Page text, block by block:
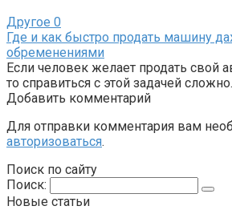
Другое 0
Где и как быстро продать машину
обременениями
Если человек желает продать свой
то справиться с этой задачей
Добавить комментарий
Для отправки комментария вам
авторизоваться.
Поиск по сайту
Поиск:
Новые статьи